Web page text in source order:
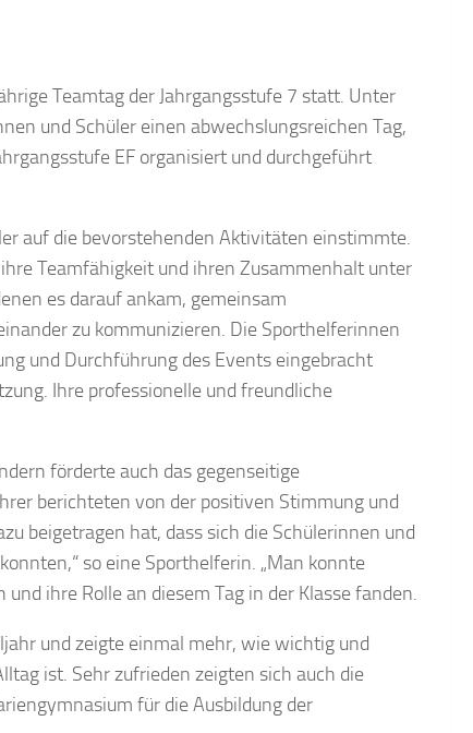
Teamtag der Jahrgangsstufe 7 statt. Unter
und Schüler einen abwechslungsreichen Tag,
EF organisiert und durchgeführt
auf die bevorstehenden Aktivitäten einstimmte.
Teamfähigkeit und ihren Zusammenhalt unter
es darauf ankam, gemeinsam
zu kommunizieren. Die Sporthelferinnen
und Durchführung des Events eingebracht
Ihre professionelle und freundliche
förderte auch das gegenseitige
berichteten von der positiven Stimmung und
beigetragen hat, dass sich die Schülerinnen und
so eine Sporthelferin. „Man konnte
ihre Rolle an diesem Tag in der Klasse fanden.
und zeigte einmal mehr, wie wichtig und
ist. Sehr zufrieden zeigten sich auch die
für die Ausbildung der